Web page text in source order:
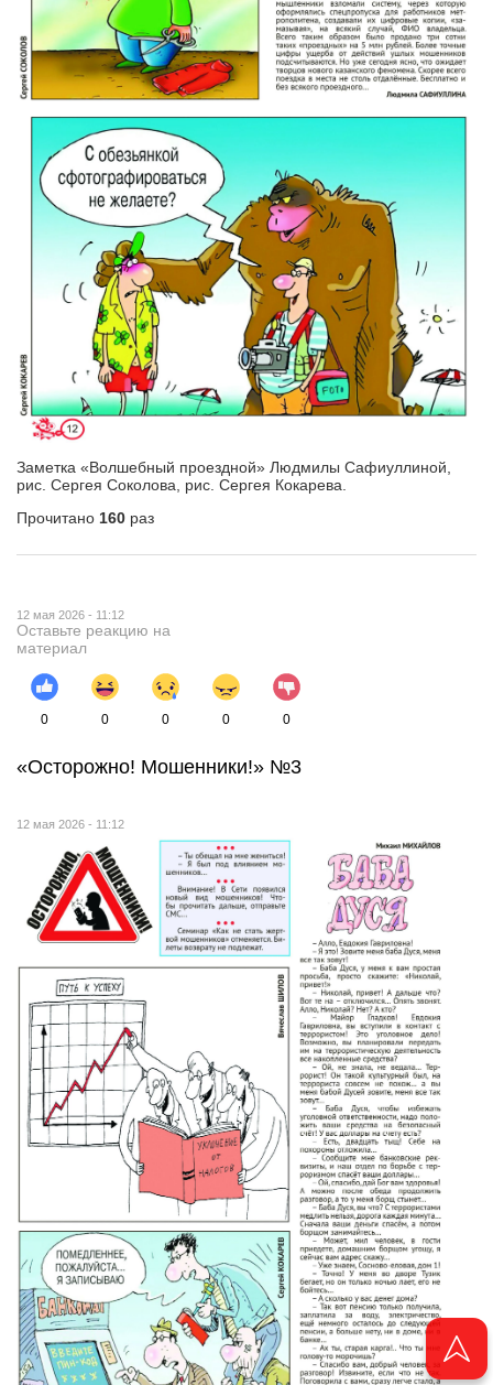
Заметка «Волшебный проездной» Людмилы Сафиуллиной,
рис. Сергея Соколова, рис. Сергея Кокарева.
Прочитано 160 раз
12 мая 2026 - 11:12
Оставьте реакцию на
материал
0 0 0 0 0
«Осторожно! Мошенники!» №3
12 мая 2026 - 11:12